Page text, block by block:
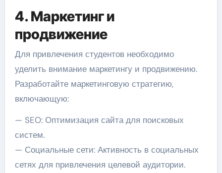
4. Маркетинг и
продвижение
Для привлечения студентов необходимо
уделить внимание маркетингу и продвижению.
Разработайте маркетинговую стратегию,
включающую:
— SEO: Оптимизация сайта для поисковых
систем.
— Социальные сети: Активность в социальных
сетях для привлечения целевой аудитории.